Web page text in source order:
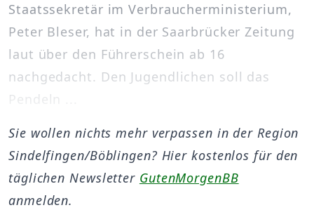
Staatssekretär im Verbraucherministerium,
Peter Bleser, hat in der Saarbrücker Zeitung
laut über den Führerschein ab 16
nachgedacht. Den Jugendlichen soll das
Pendeln ...
Sie wollen nichts mehr verpassen in der Region
Sindelfingen/Böblingen? Hier kostenlos für den
täglichen Newsletter GutenMorgenBB
anmelden.